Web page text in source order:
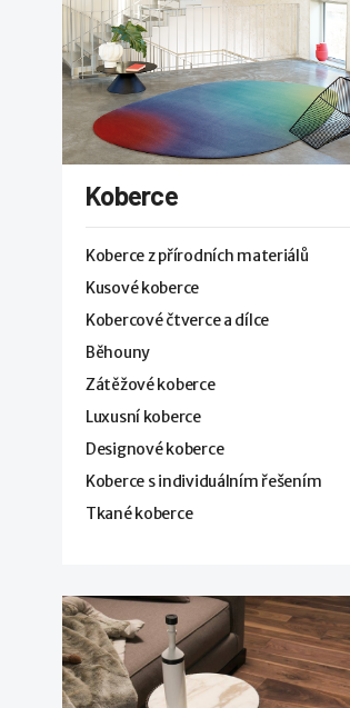
Koberce
Koberce z přírodních materiálů
Kusové koberce
Kobercové čtverce a dílce
Běhouny
Zátěžové koberce
Luxusní koberce
Designové koberce
Koberce s individuálním řešením
Tkané koberce